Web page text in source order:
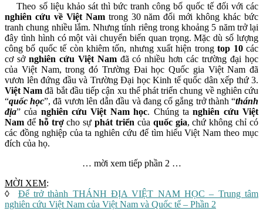
Theo số liệu khảo sát thì bức tranh công bố quốc tế đối với các
nghiên cứu về Việt Namtrong 30 năm đổi mới không khác bức
tranh chung nhiều lắm. Nhưng tính riêng trong khoảng 5 năm trở lại
đây tình hình có một vài chuyển biến quan trọng. Mặc dù số lượng
công bố quốc tế còn khiêm tốn, nhưng xuất hiện trongtop 10các
cơ sở nghiên cứu Việt Namđã có nhiều hơn các trường đại học
của Việt Nam, trong đó Trường Đai học Quốc gia Việt Nam đã
vươn lên đứng đầu và Trường Đại học Kinh tế quốc dân xếp thứ 3.
Việt Nam đã bắt đầu tiếp cận xu thể phát triển chung về nghiên cứu
“quốc học”, đã vươn lên dẫn đầu và đang cố gắng trở thành “thánh
địa” của nghiên cứu Việt Nam học. Chúng tanghiên cứu Việt
Nam để hỗ trợcho sựphát triển của quốc gia, chứ không chỉ có
các đồng nghiệp của ta nghiên cứu để tìm hiểu Việt Nam theo mục
đích của họ.
… mời xem tiếp phần 2 …
MỜI XEM:
◊ Để trở thành THÁNH ĐỊA VIỆT NAM HỌC – Trung tâm
nghiên cứu Việt Nam của Việt Nam và Quốc tế – Phần 2